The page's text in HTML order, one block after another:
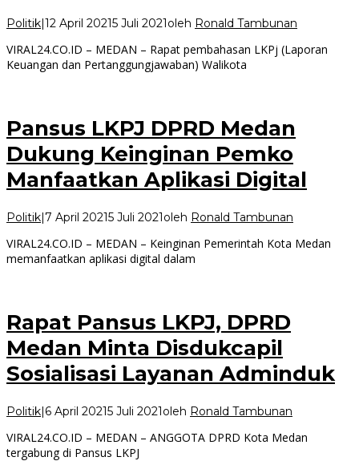
Politik|12 April 20215 Juli 2021oleh Ronald Tambunan
VIRAL24.CO.ID – MEDAN – Rapat pembahasan LKPj (Laporan
Keuangan dan Pertanggungjawaban) Walikota
Pansus LKPJ DPRD Medan
Dukung Keinginan Pemko
Manfaatkan Aplikasi Digital
Politik|7 April 20215 Juli 2021oleh Ronald Tambunan
VIRAL24.CO.ID – MEDAN – Keinginan Pemerintah Kota Medan
memanfaatkan aplikasi digital dalam
Rapat Pansus LKPJ, DPRD
Medan Minta Disdukcapil
Sosialisasi Layanan Adminduk
Politik|6 April 20215 Juli 2021oleh Ronald Tambunan
VIRAL24.CO.ID – MEDAN – ANGGOTA DPRD Kota Medan
tergabung di Pansus LKPJ